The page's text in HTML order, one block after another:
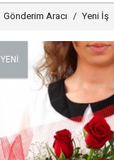
Gönderim Aracı Yeni İş
YENİ